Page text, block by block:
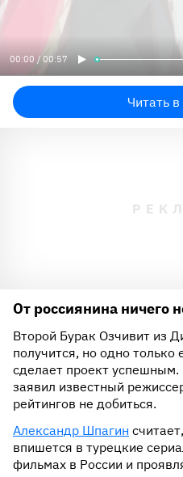
00:00 / 00:57
Читать
От россиянина ничего
Второй Бурак Озчивит из
получится, но одно только
сделает проект успешным.
заявил известный
рейтингов не добиться.
Александр Шпагин
впишется в турецкие
фильмах в России и